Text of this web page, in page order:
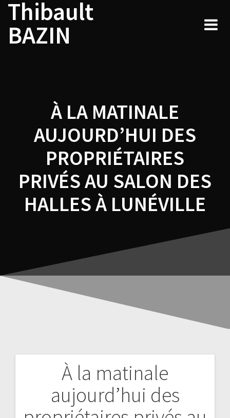
Skip
content
Thibault
BAZIN
À LA MATINALE
AUJOURD’HUI DES
PROPRIÉTAIRES
PRIVÉS AU SALON DES
HALLES À LUNÉVILLE
À la matinale
aujourd’hui des
Navigation
de